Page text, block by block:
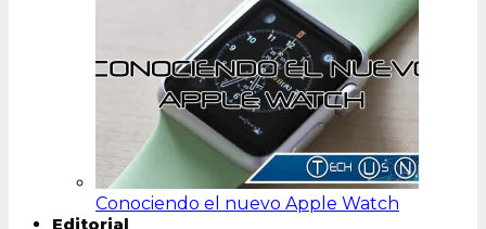
Conociendo el nuevo Apple Watch
Editorial